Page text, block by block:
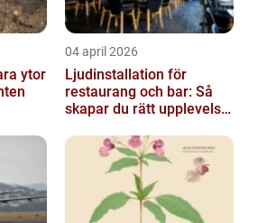
04 april 2026
Ljudinstallation för
restaurang och bar: Så
skapar du rätt upplevelse